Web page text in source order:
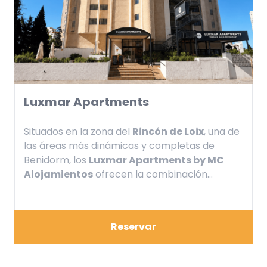
Luxmar Apartments
Situados en la zona del Rincón de Loix, una de
las áreas más dinámicas y completas de
Benidorm, los Luxmar Apartments by MC
Alojamientosofrecen la combinación
Reservar